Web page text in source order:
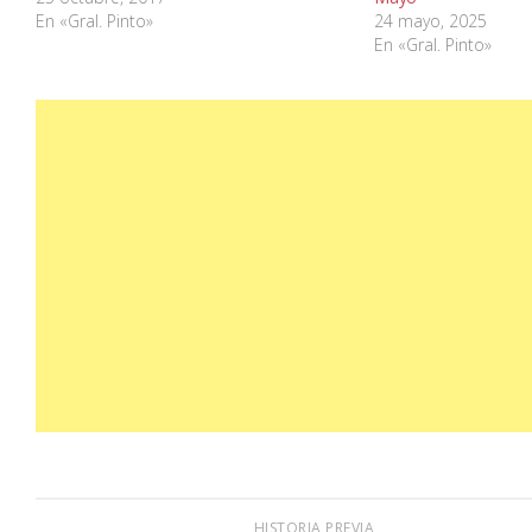
En «Gral. Pinto»
24 mayo, 2025
En «Gral. Pinto»